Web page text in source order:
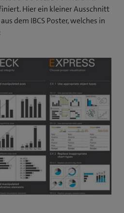
f
n
e
i
n
e
u
e
s
F
e
n
s
t
Hier ein kleiner Ausschnitt
dem IBCS Poster, welches in